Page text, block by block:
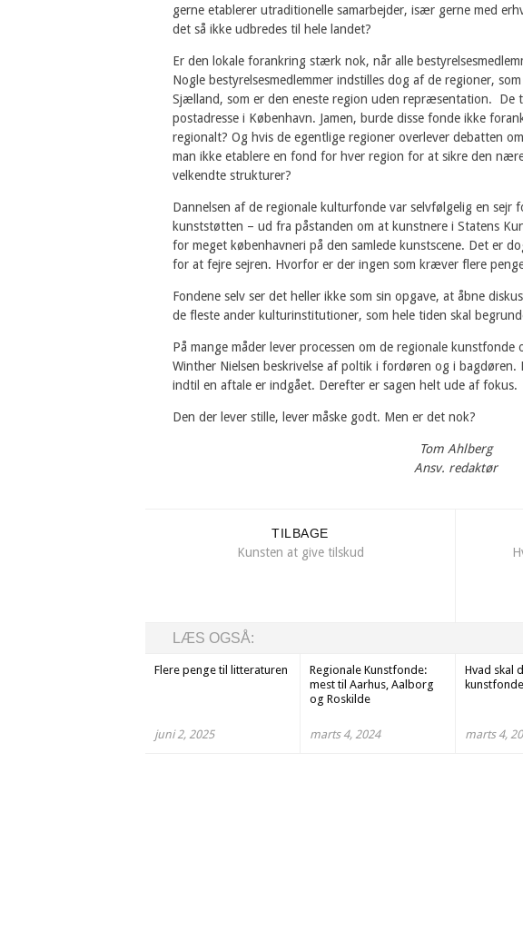
gerne etablerer utraditionelle samarbejder, især gerne med
det så ikke udbredes til hele landet?
Er den lokale forankring stærk nok, når alle
Nogle bestyrelsesmedlemmer indstilles dog af de regioner,
Sjælland, som er den eneste region uden repræsentation. De
postadresse i København. Jamen, burde disse fonde ikke
regionalt? Og hvis de egentlige regioner overlever debatten
man ikke etablere en fond for hver region for at sikre den
velkendte strukturer?
Dannelsen af de regionale kulturfonde var selvfølgelig en sejr
kunststøtten – ud fra påstanden om at kunstnere i Statens
for meget københavneri på den samlede kunstscene. Det er
for at fejre sejren. Hvorfor er der ingen som kræver flere
Fondene selv ser det heller ikke som sin opgave, at åbne
de fleste ander kulturinstitutioner, som hele tiden skal
På mange måder lever processen om de regionale
Winther Nielsen beskrivelse af poltik i fordøren og i bagdøren.
indtil en aftale er indgået. Derefter er sagen helt ude af fokus.
Den der lever stille, lever måske godt. Men er det nok?
Tom Ahlberg
Ansv. redaktør
TILBAGE
Kunsten at give tilskud
LÆS OGSÅ:
Flere penge til litteraturen
juni 2, 2025
Regionale Kunstfonde:
mest til Aarhus, Aalborg
og Roskilde
marts 4, 2024
Hvad skal
marts 4,